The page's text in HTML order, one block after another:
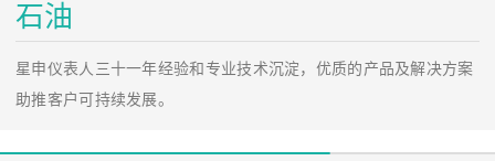
石油
星申仪表人三十一年经验和专业技术沉淀，优质的产品及解决方案
助推客户可持续发展。